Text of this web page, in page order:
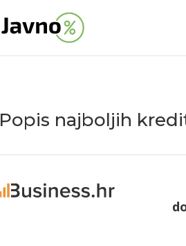
Popis najboljih